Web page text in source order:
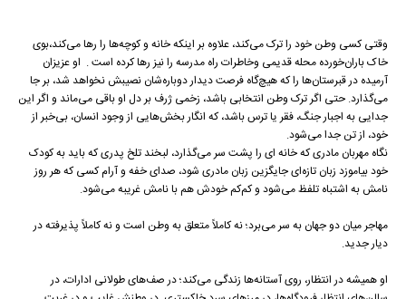
وقتی کسی وطن خود را ترک می‌کند، علاوه بر اینکه خانه و کوچه‌ها را رها می‌کند،بوی
خاک باران‌خورده‌ محله قدیمی وخاطرات راه مدرسه را نیز رها کرده است . او عزیزان
آرمیده در قبرستان‌ها را که هیچ‌گاه فرصت دیدار دوباره‌شان نصیبش نخواهد شد، بر جا
می‌گذارد. حتی اگر ترک وطن انتخابی باشد، زخمی ژرف بر دل او باقی می‌ماند و اگر این
جدایی به اجبار جنگ، فقر یا ترس باشد، که انگار بخش‌هایی از وجود انسان، بی‌خبر از
خود، از تن جدا می‌شود.
نگاه مهربان مادری که خانه ای را پشت سر می‌گذارد، لبخند تلخ پدری که باید به کودک
خود بیاموزد زبان تازه‌ای جایگزین زبان مادری شود، صدای خفه و آرام کسی که هر روز
نامش به اشتباه تلفظ می‌شود و کم‌کم خودش هم با نامش غریبه می‌شود.
مهاجر میان دو جهان به سر می‌برد؛ نه کاملاً متعلق به وطن است و نه کاملاً پذیرفته در
دیار جدید.
او همیشه در انتظار، روی آستانه‌ها زندگی می‌کند؛ در صف‌های طولانی ادارات، در